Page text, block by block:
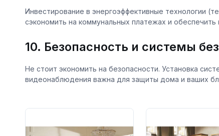
Инвестирование в энергоэффективные технологии
сэкономить на коммунальных платежах и обеспечить
10. Безопасность и системы
Не стоит экономить на безопасности. Установка
видеонаблюдения важна для защиты дома и ваших